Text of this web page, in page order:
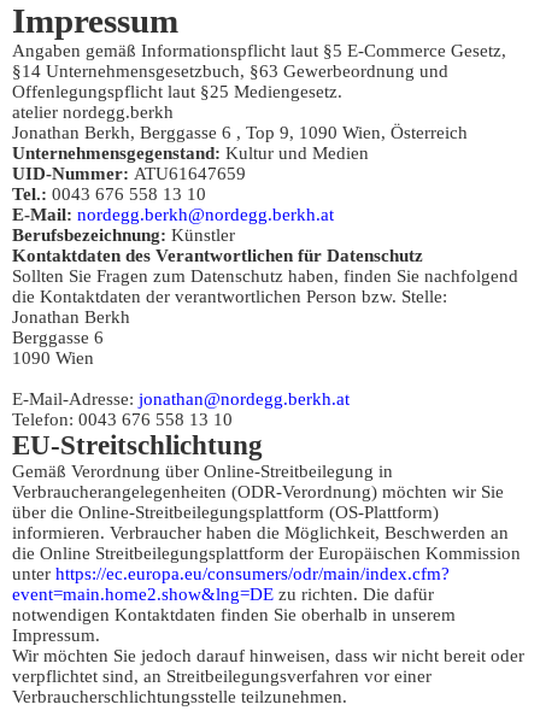
Impressum
Angaben gemäß Informationspflicht laut §5 E-Commerce Gesetz,
§14 Unternehmensgesetzbuch, §63 Gewerbeordnung und
Offenlegungspflicht laut §25 Mediengesetz.
atelier nordegg.berkh
Jonathan Berkh, Berggasse 6 , Top 9, 1090 Wien, Österreich
Unternehmensgegenstand: Kultur und Medien
UID-Nummer: ATU61647659
Tel.: 0043 676 558 13 10
E-Mail: nordegg.berkh@nordegg.berkh.at
Berufsbezeichnung: Künstler
Kontaktdaten des Verantwortlichen für Datenschutz
Sollten Sie Fragen zum Datenschutz haben, finden Sie nachfolgend
die Kontaktdaten der verantwortlichen Person bzw. Stelle:
Jonathan Berkh
Berggasse 6
1090 Wien
E-Mail-Adresse: jonathan@nordegg.berkh.at
Telefon: 0043 676 558 13 10
EU-Streitschlichtung
Gemäß Verordnung über Online-Streitbeilegung in
Verbraucherangelegenheiten (ODR-Verordnung) möchten wir Sie
über die Online-Streitbeilegungsplattform (OS-Plattform)
informieren. Verbraucher haben die Möglichkeit, Beschwerden an
die Online Streitbeilegungsplattform der Europäischen Kommission
unter https://ec.europa.eu/consumers/odr/main/index.cfm?
event=main.home2.show&lng=DE zu richten. Die dafür
notwendigen Kontaktdaten finden Sie oberhalb in unserem
Impressum.
Wir möchten Sie jedoch darauf hinweisen, dass wir nicht bereit oder
verpflichtet sind, an Streitbeilegungsverfahren vor einer
Verbraucherschlichtungsstelle teilzunehmen.